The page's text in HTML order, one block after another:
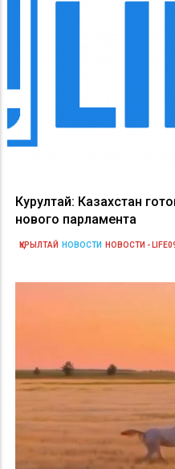
Курултай: Казахстан
нового парламента
ҚҰРЫЛТАЙ НОВОСТИ НОВОСТИ -